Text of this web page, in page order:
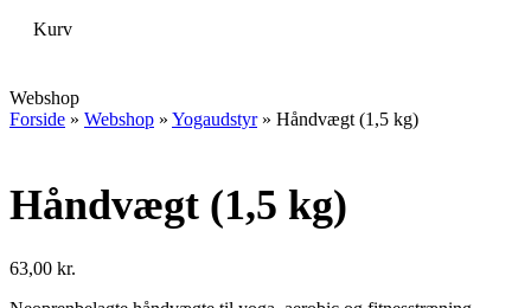
Kurv
Webshop
Forside » Webshop » Yogaudstyr» Håndvægt (1,5 kg)
Håndvægt (1,5 kg)
63,00 kr.